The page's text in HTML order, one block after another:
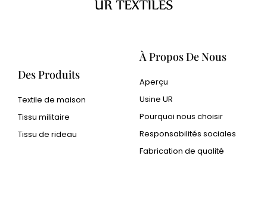
Des Produits
Textile de maison
Tissu militaire
Tissu de rideau
À Propos De Nous
Aperçu
Usine UR
Pourquoi nous choisir
Responsabilités sociales
Fabrication de qualité